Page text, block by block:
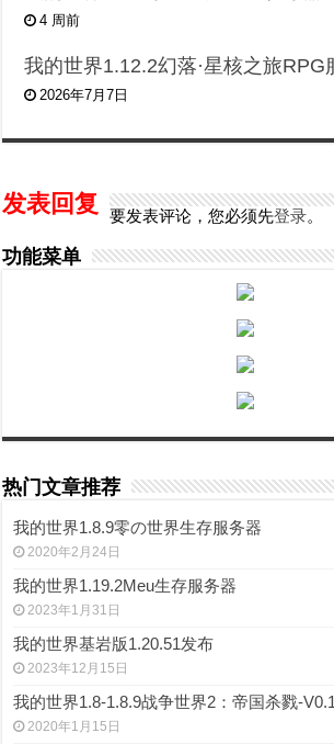
4 周前
我的世界1.12.2幻落·星核之旅RPG
2026年7月7日
发表回复 要发表评论，您必须先登录。
功能菜单
热门文章推荐
我的世界1.8.9零の世界生存服务器
2020年2月24日
我的世界1.19.2Meu生存服务器
2023年1月31日
我的世界基岩版1.20.51发布
2023年12月15日
我的世界1.8-1.8.9战争世界2：帝国杀戮-
2020年1月15日